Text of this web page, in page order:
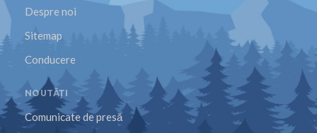
Despre noi
Sitemap
Conducere
NOUTĂȚI
Comunicate de presă